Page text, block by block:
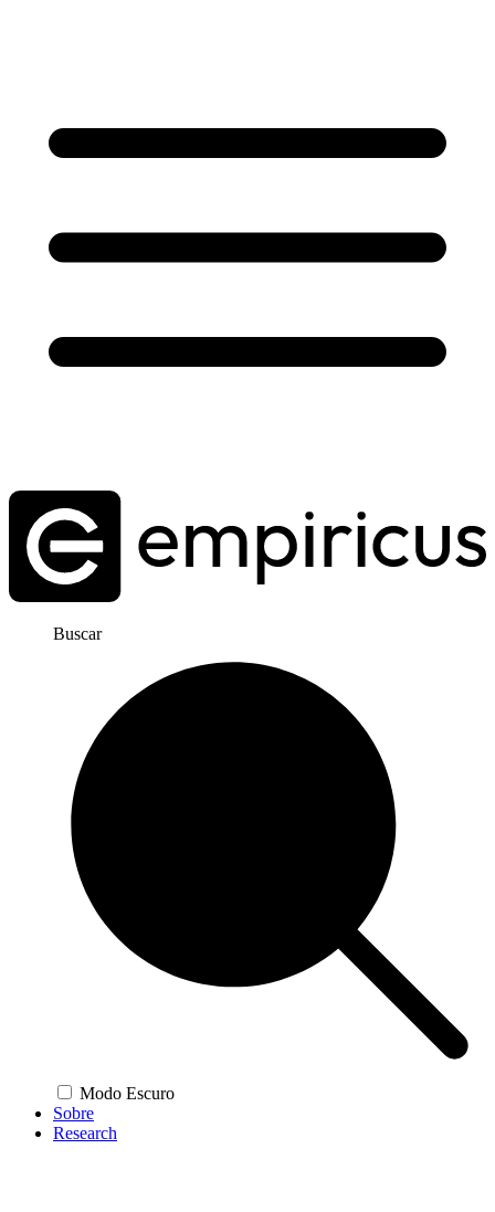
Buscar
Modo Escuro
Sobre
Research